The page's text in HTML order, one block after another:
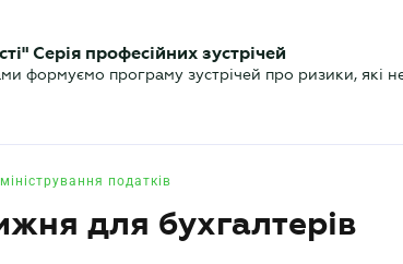
Календар Актуально
Серія професійних зустрічей
формуємо програму зустрічей про ризики, які
податків
для бухгалтерів